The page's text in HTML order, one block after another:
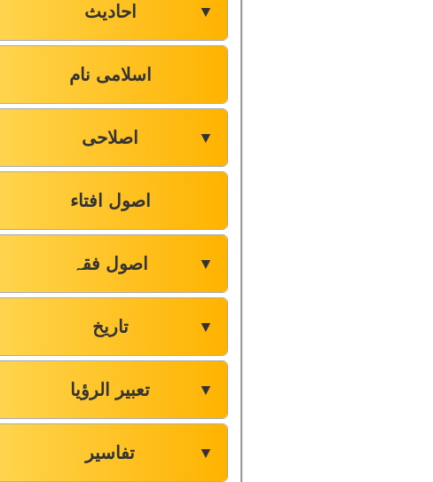
احادیث ▼
اسلامی نام
اصلاحی ▼
اصول افتاء
اصول فقہ ▼
تاریخ ▼
تعبیر الرؤیا ▼
تفاسیر ▼